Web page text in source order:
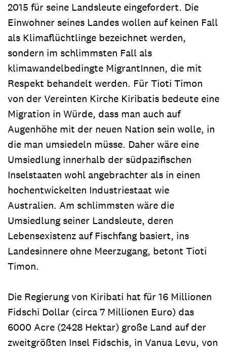
2015 für seine Landsleute eingefordert. Die
Einwohner seines Landes wollen auf keinen Fall
als Klimaflüchtlinge bezeichnet werden,
sondern im schlimmsten Fall als
klimawandelbedingte MigrantInnen, die mit
Respekt behandelt werden. Für Tioti Timon
von der Vereinten Kirche Kiribatis bedeute eine
Migration in Würde, dass man auch auf
Augenhöhe mit der neuen Nation sein wolle, in
die man umsiedeln müsse. Daher wäre eine
Umsiedlung innerhalb der südpazifischen
Inselstaaten wohl angebrachter als in einen
hochentwickelten Industriestaat wie
Australien. Am schlimmsten wäre die
Umsiedlung seiner Landsleute, deren
Lebensexistenz auf Fischfang basiert, ins
Landesinnere ohne Meerzugang, betont Tioti
Timon.
Die Regierung von Kiribati hat für 16 Millionen
Fidschi Dollar (circa 7 Millionen Euro) das
6000 Acre (2428 Hektar) große Land auf der
zweitgrößten Insel Fidschis, in Vanua Levu, von